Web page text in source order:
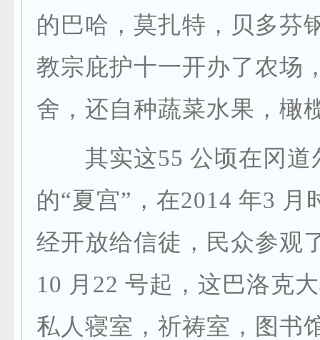
的巴哈，莫扎特，贝多芬
教宗庇护十一开办了农场
舍，还自种蔬菜水果，橄
其实这55 公顷在冈道
的“夏宫”，在2014 年3 月
经开放给信徒，民众参观
10 月22 号起，这巴洛克
私人寝室，祈祷室，图书